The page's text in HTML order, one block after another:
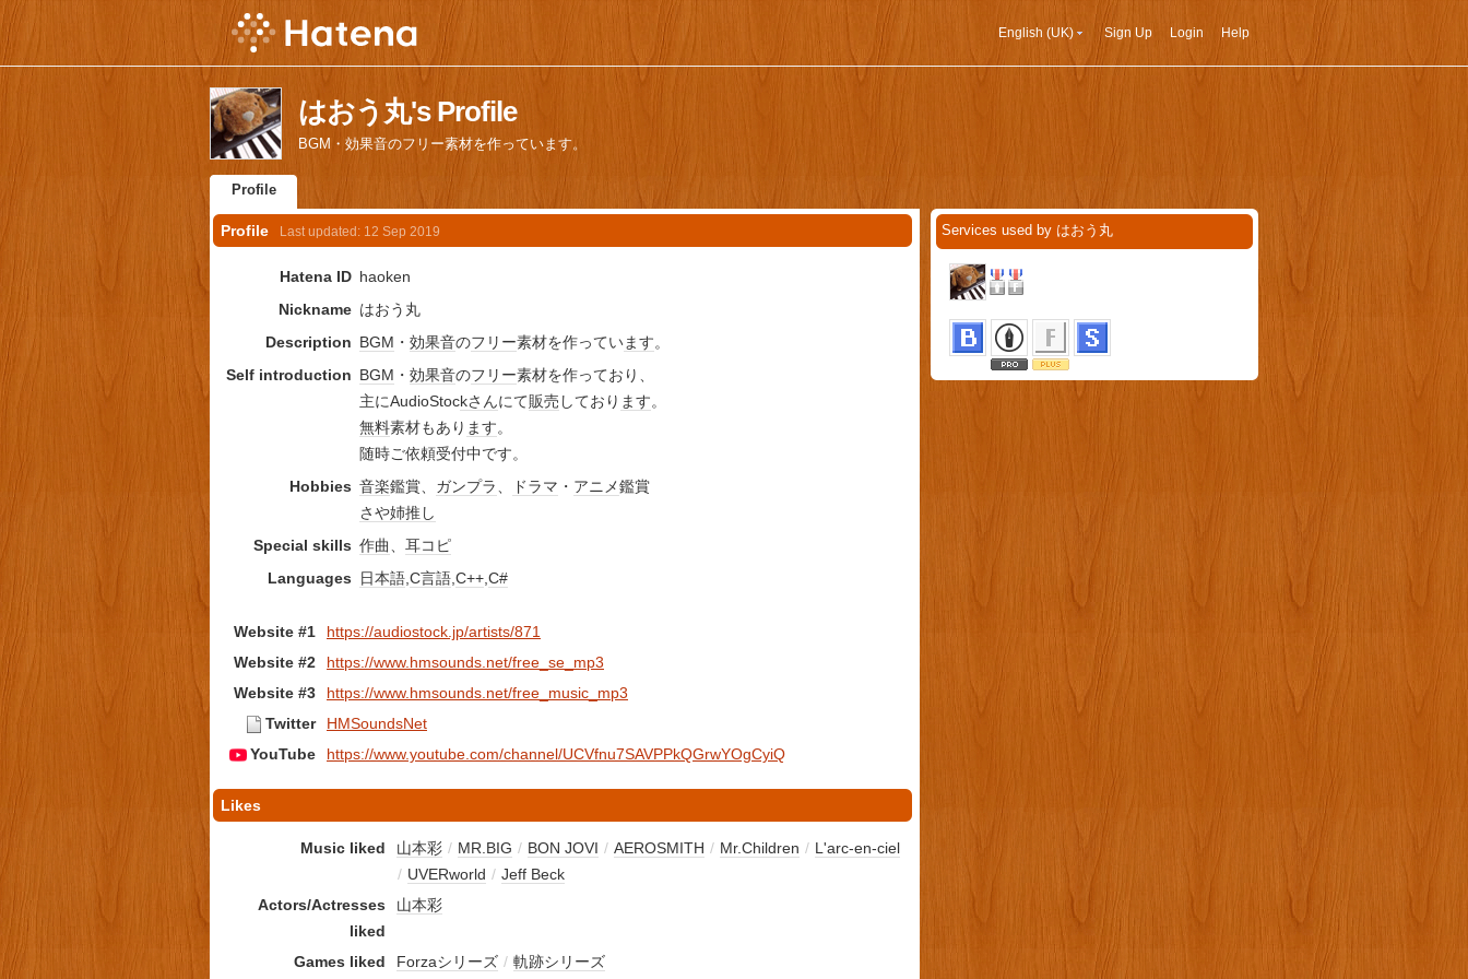
English (UK) Sign Up Login Help
はおう丸's Profile
BGM・効果音のフリー素材を作っています。
Profile
Profile Last updated: 12 Sep 2019
Hatena ID haoken
Nickname はおう丸
Description BGM ・ 効果音のフリー素材を作っています。
Self introduction BGM ・ 効果音のフリー素材を作っており、
主にAudioStockさんにて販売 しており ます。
無料素材もあり ます。
随時ご依頼受付中です。
Hobbies 音楽鑑賞、 ガンプラ、 ドラマ ・ アニメ鑑賞
さや姉推し
Special skills 作曲、 耳コピ
Languages
日本語,C言語,C++,C#
Website #1
https://audiostock.jp/artists/871
Website #2
https://www.hmsounds.net/free_se_mp3
Website #3
https://www.hmsounds.net/free_music_mp3
Twitter
HMSoundsNet
YouTube
https://www.youtube.com/channel/UCVfnu7SAVPPkQGrwYOgCyiQ
Likes
Music liked 山本彩 / MR.BIG / BON JOVI / AEROSMITH / Mr.Children / L'arc-en-ciel
/ UVERworld / Jeff Beck
Actors/Actresses
liked
山本彩
Games liked Forzaシリーズ / 軌跡シリーズ
Services used by はおう丸